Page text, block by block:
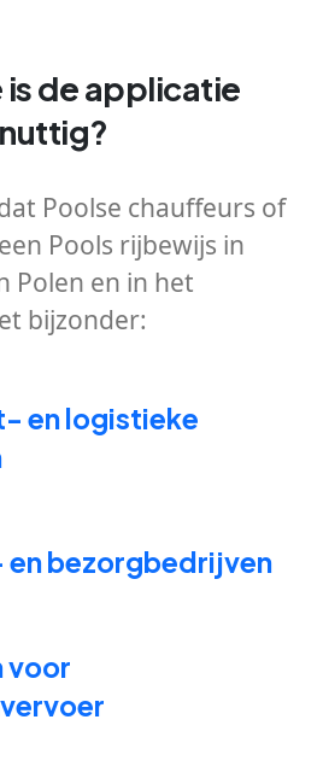
de applicatie
nuttig?
Poolse chauffeurs of
Pools rijbewijs in
Polen en in het
bijzonder:
en logistieke
en bezorgbedrijven
voor